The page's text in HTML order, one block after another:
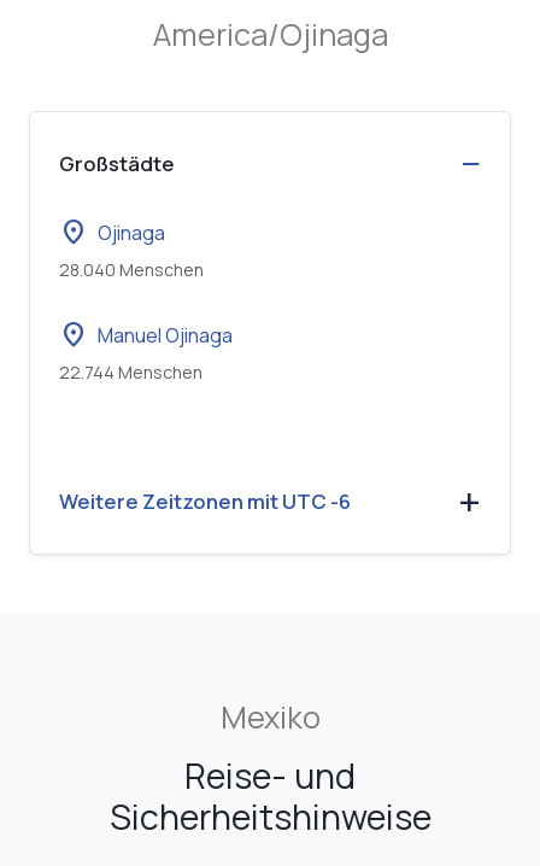
America/Ojinaga
Großstädte
location_on Ojinaga
28.040 Menschen
location_on Manuel Ojinaga
22.744 Menschen
Weitere Zeitzonen mit UTC -6
Mexiko
Reise- und
Sicherheitshinweise